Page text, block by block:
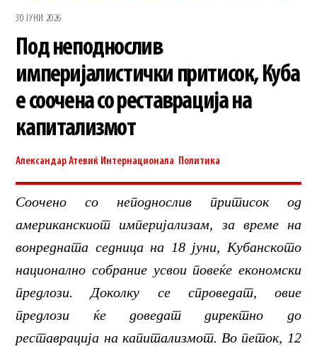
30 ЈУНИ 2026
Под неподнослив
империјалистички притисок, Куба
е соочена со реставрација на
капитализмот
Александар Атевиќ Интернационала Политика
Соочено со неподнослив притисок од
американскиот империјализам, за време на
вонредната седница на 18 јуни, Кубанското
национално собрание усвои повеќе економски
предлози. Доколку се спроведат, овие
предлози ќе доведат директно до
реставрација на капитализмот. Во петок, 12